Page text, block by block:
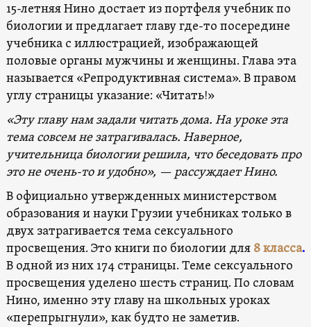
15-летняя Нино достает из портфеля учебник по
биологии и предлагает главу где-то посередине
учебника с иллюстрацией, изображающей
половые органы мужчины и женщины. Глава эта
называется «Репродуктивная система». В правом
углу страницы указание: «Читать!»
«Эту главу нам задали читать дома. На уроке эта
тема совсем не затрагивалась. Наверное,
учительница биологии решила, что беседовать про
это не очень-то и удобно», — рассуждает Нино.
В официально утвержденных министерством
образования и науки Грузии учебниках только в
двух затрагиваетсятема сексуального
просвещения. Это книги по биологии для 8 класса.
В одной из них 174 страницы. Теме сексуального
просвещения уделено шесть страниц. По словам
Нино, именно эту главу на школьных уроках
«перепрыгнули», как будто не заметив.